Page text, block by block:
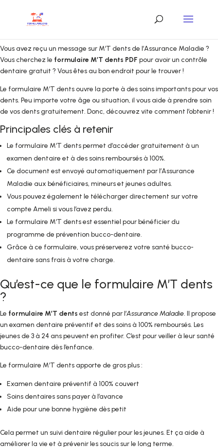
Vous avez reçu un message sur M’T dents de l’Assurance Maladie ?
Vous cherchez le formulaire M’T dents PDF pour avoir un contrôle
dentaire gratuit ? Vous êtes au bon endroit pour le trouver !
Le formulaire M’T dents ouvre la porte à des soins importants pour vos
dents. Peu importe votre âge ou situation, il vous aide à prendre soin
de vos dents gratuitement. Donc, découvrez vite comment l’obtenir !
Principales clés à retenir
Le formulaire M’T dents permet d’accéder gratuitement à un
examen dentaire et à des soins remboursés à 100%.
Ce document est envoyé automatiquement par l’Assurance
Maladie aux bénéficiaires, mineurs et jeunes adultes.
Vous pouvez également le télécharger directement sur votre
compte Ameli si vous l’avez perdu.
Le formulaire M’T dents est essentiel pour bénéficier du
programme de prévention bucco-dentaire.
Grâce à ce formulaire, vous préserverez votre santé bucco-
dentaire sans frais à votre charge.
Qu’est-ce que le formulaire M’T dents
?
Le formulaire M’T dents est donné par l’Assurance Maladie. Il propose
un examen dentaire préventif et des soins à 100% remboursés. Les
jeunes de 3 à 24 ans peuvent en profiter. C’est pour veiller à leur santé
bucco-dentaire dès l’enfance.
Le formulaire M’T dents apporte de gros plus :
Examen dentaire préventif à 100% couvert
Soins dentaires sans payer à l’avance
Aide pour une bonne hygiène dès petit
Cela permet un suivi dentaire régulier pour les jeunes. Et ça aide à
améliorer la vie et à prévenir les soucis sur le long terme.